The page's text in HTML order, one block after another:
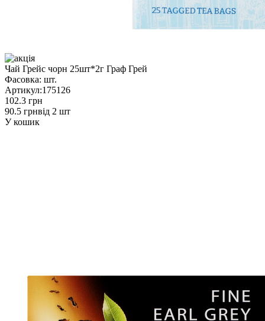
Чай Грейс чорн 25шт*2г Граф Грей
Фасовка: шт.
Артикул:175126
102.3 грн
90.5 грнвід 2 шт
У кошик